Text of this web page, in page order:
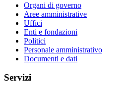
Organi di governo
Aree amministrative
Uffici
Enti e fondazioni
Politici
Personale amministrativo
Documenti e dati
Servizi